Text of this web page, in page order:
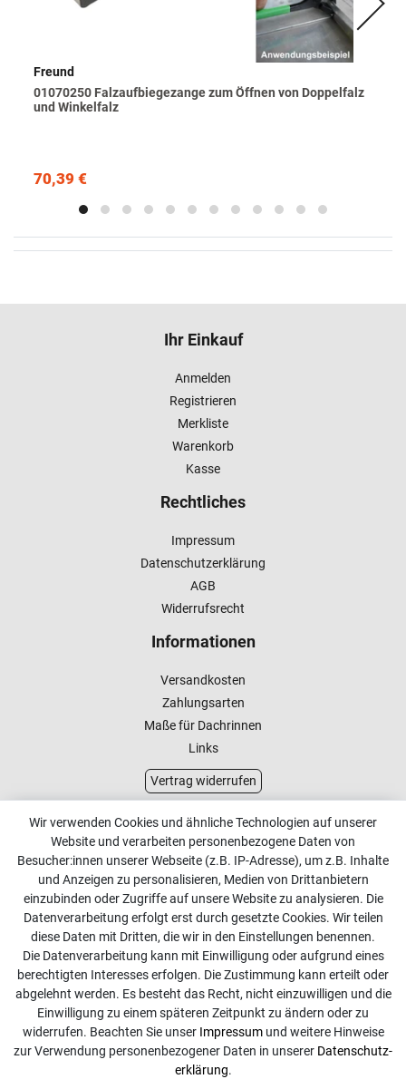
Freund
01070250 Falzaufbiegezange zum Öffnen von Doppelfalz
und Winkelfalz
70,39 €
Ihr Einkauf
Anmelden
Registrieren
Merkliste
Warenkorb
Kasse
Rechtliches
Impressum
Datenschutzerklärung
AGB
Widerrufsrecht
Informationen
Versandkosten
Zahlungsarten
Maße für Dachrinnen
Links
Vertrag widerrufen
Kundenservice
Kontakt
Online Retourenservice
Kontakt
info@dachdecker-shop.de
+49 3501 507295
Montag - Freitag, 08:00 - 16:00
Anrufe aus dem dt. Festnetz zum Ortstarif, Preise aus dem
Mobilfunknetz ggf. abweichend (abhängig vom Provider).
Wir verwenden Cookies und ähnliche Technologien auf unserer
Website und verarbeiten personenbezogene Daten von
Besucher:innen unserer Webseite (z.B. IP-Adresse), um z.B. Inhalte
und Anzeigen zu personalisieren, Medien von Drittanbietern
einzubinden oder Zugriffe auf unsere Website zu analysieren. Die
Datenverarbeitung erfolgt erst durch gesetzte Cookies. Wir teilen
diese Daten mit Dritten, die wir in den Einstellungen benennen.
Die Datenverarbeitung kann mit Einwilligung oder aufgrund eines
berechtigten Interesses erfolgen. Die Zustimmung kann erteilt oder
abgelehnt werden. Es besteht das Recht, nicht einzuwilligen und die
Einwilligung zu einem späteren Zeitpunkt zu ändern oder zu
widerrufen. Beachten Sie unser Impressumund weitere Hinweise
zur Verwendung personenbezogener Daten in unserer Daten­schutz­
erklärung.